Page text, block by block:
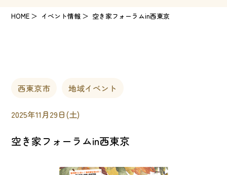
HOME イベント情報 空き家フォーラムin西東京
西東京市 地域イベント
2025年11月29日(土)
空き家フォーラムin西東京